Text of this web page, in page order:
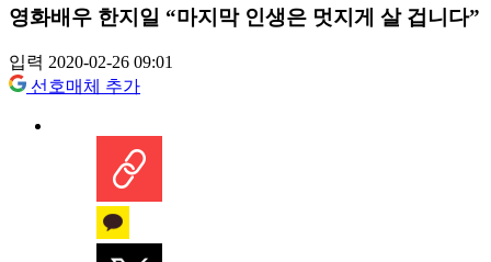
영화배우 한지일 “마지막 인생은 멋지게 살 겁니다”
입력 2020-02-26 09:01
선호매체 추가